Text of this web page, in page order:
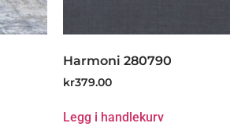
Harmoni 280790
kr379.00
Legg i handlekurv